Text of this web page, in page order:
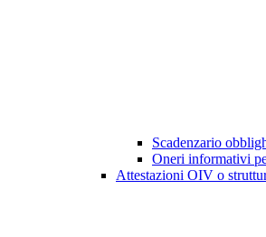
Scadenzario
Oneri informativi
Attestazioni OIV o